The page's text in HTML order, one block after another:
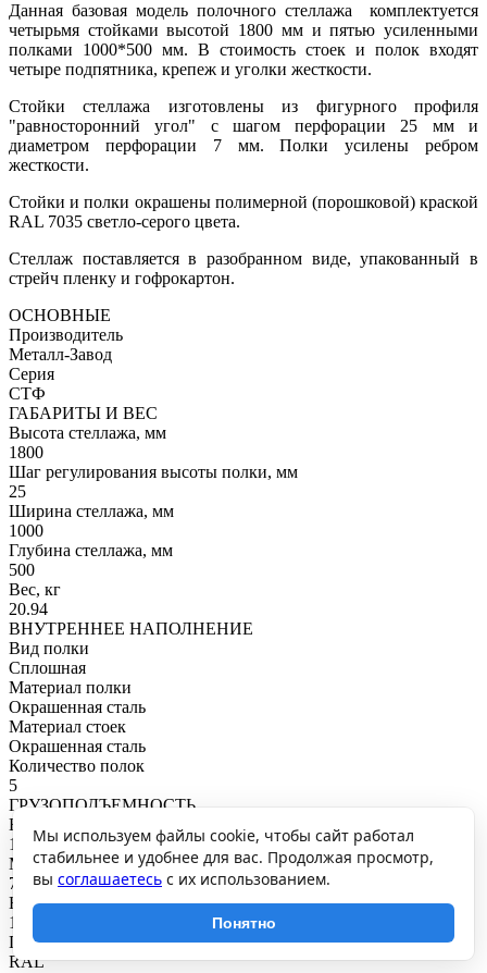
Данная базовая модель полочного стеллажа комплектуется
четырьмя стойками высотой 1800 мм и пятью усиленными
полками 1000*500 мм. В стоимость стоек и полок входят
четыре подпятника, крепеж и уголки жесткости.
Стойки стеллажа изготовлены из фигурного профиля
"равносторонний угол" с шагом перфорации 25 мм и
диаметром перфорации 7 мм. Полки усилены ребром
жесткости.
Стойки и полки окрашены полимерной (порошковой) краской
RAL 7035 светло-серого цвета.
Стеллаж поставляется в разобранном виде, упакованный в
стрейч пленку и гофрокартон.
ОСНОВНЫЕ
Производитель
Металл-Завод
Серия
СТФ
ГАБАРИТЫ И ВЕС
Высота стеллажа, мм
1800
Шаг регулирования высоты полки, мм
25
Ширина стеллажа, мм
1000
Глубина стеллажа, мм
500
Вес, кг
20.94
ВНУТРЕННЕЕ НАПОЛНЕНИЕ
Вид полки
Сплошная
Материал полки
Окрашенная сталь
Материал стоек
Окрашенная сталь
Количество полок
5
ГРУЗОПОДЪЕМНОСТЬ
Нагрузка на полку, кг
145
Максимальная общая нагрузка, кг
725
Нагрузка на секцию, кг
1000
ПОКРЫТИЕ И ЦВЕТ
RAL
Мы используем файлы cookie, чтобы сайт работал
стабильнее и удобнее для вас. Продолжая просмотр,
вы соглашаетесь с их использованием.
Понятно